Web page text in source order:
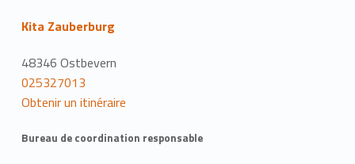
Kita Zauberburg
48346 Ostbevern
025327013
Obtenir un itinéraire
Bureau de coordination responsable